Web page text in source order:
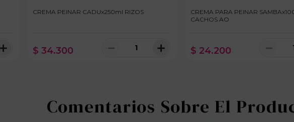
＋
CREMA PEINAR CADUx250ml RIZOS
$ 34.300 ＋
－
CREMA PARA PEINAR
CACHOS AO
$ 24.200 －